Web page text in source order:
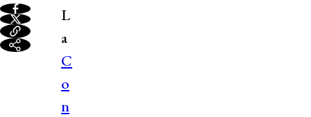
L
a
C
o
n